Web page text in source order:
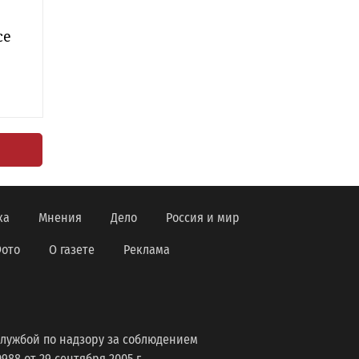
Мнения Дело Россия и мир
О газете Реклама
по надзору за соблюдением